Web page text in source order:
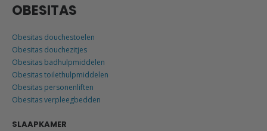
OBESITAS
Obesitas douchestoelen
Obesitas douchezitjes
Obesitas badhulpmiddelen
Obesitas toilethulpmiddelen
Obesitas personenliften
Obesitas verpleegbedden
SLAAPKAMER